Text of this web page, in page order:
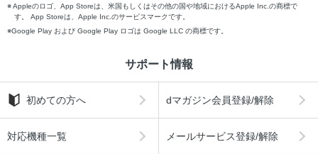
Appleのロゴ、App Storeは、米国もしくはその他の国や地域におけるApple Inc.の商標で
す。 App Storeは、Apple Inc.のサービスマークです。
Google Play および Google Play ロゴは Google LLC の商標です。
サポート情報
初めての方へ dマガジン会員登録/解除
対応機種一覧 メールサービス登録/解除